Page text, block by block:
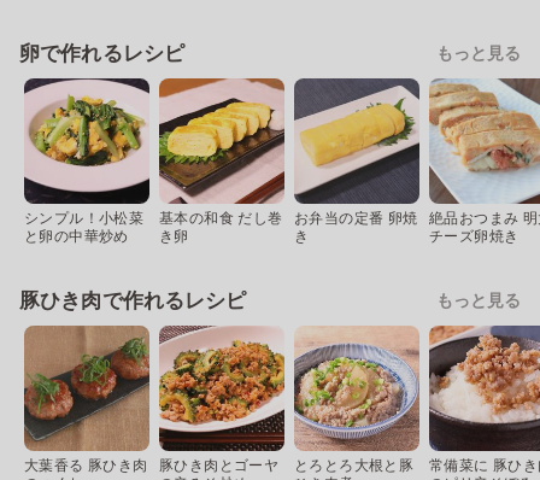
卵で作れるレシピ もっと見る
シンプル！小松菜
と卵の中華炒め
基本の和食 だし巻
き卵
お弁当の定番 卵焼
き
絶品おつまみ
チーズ卵焼き
豚ひき肉で作れるレシピ もっと見る
大葉香る 豚ひき肉
豚ひき肉とゴーヤ
とろとろ大根と豚
常備菜に 豚ひ